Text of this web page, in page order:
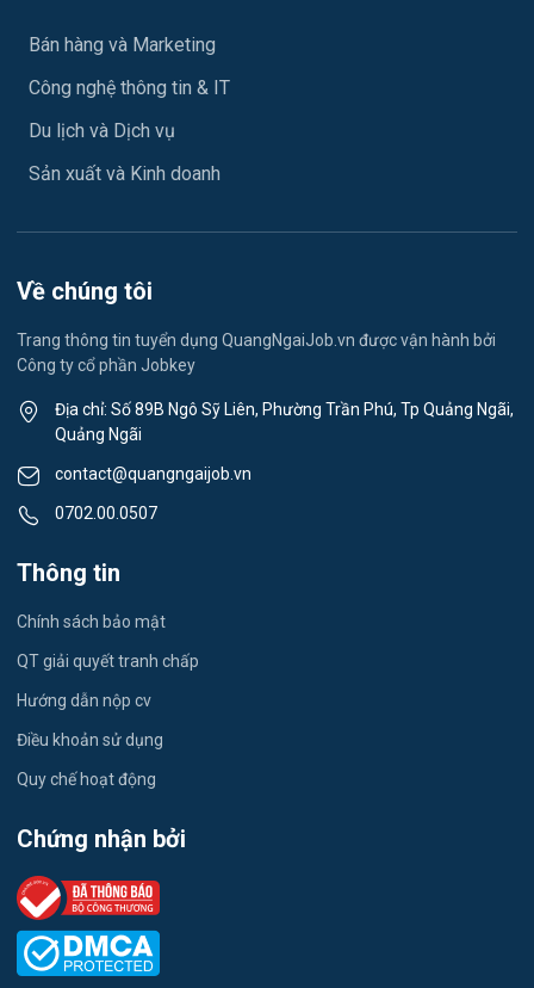
Xây dựng
Ngành khác
Thể dục - thể thao
Công nhân
Bán hàng và Marketing
Công nghệ thông tin & IT
Du lịch và Dịch vụ
Sản xuất và Kinh doanh
Về chúng tôi
Trang thông tin tuyển dụng QuangNgaiJob.vn được vận hành bởi
Công ty cổ phần Jobkey
Địa chỉ: Số 89B Ngô Sỹ Liên, Phường Trần Phú, Tp Quảng Ngãi,
Quảng Ngãi
contact@quangngaijob.vn
0702.00.0507
Thông tin
Chính sách bảo mật
QT giải quyết tranh chấp
Hướng dẫn nộp cv
Điều khoản sử dụng
Quy chế hoạt động
Chứng nhận bởi